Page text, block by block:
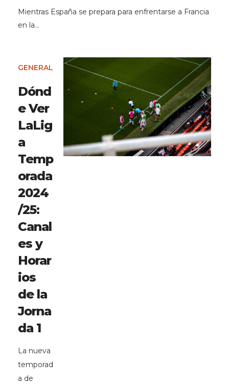
Mientras España se prepara para enfrentarse a Francia
en la…
GENERAL
Dónd
e Ver
LaLig
a
Temp
orada
2024
/25:
Canal
es y
Horar
ios
de la
Jorna
da 1
La nueva
temporad
a de